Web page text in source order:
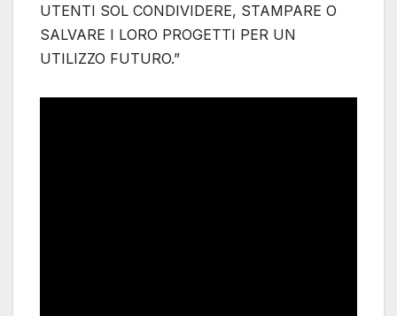
UTENTI SOL CONDIVIDERE, STAMPARE O
SALVARE I LORO PROGETTI PER UN
UTILIZZO FUTURO.”